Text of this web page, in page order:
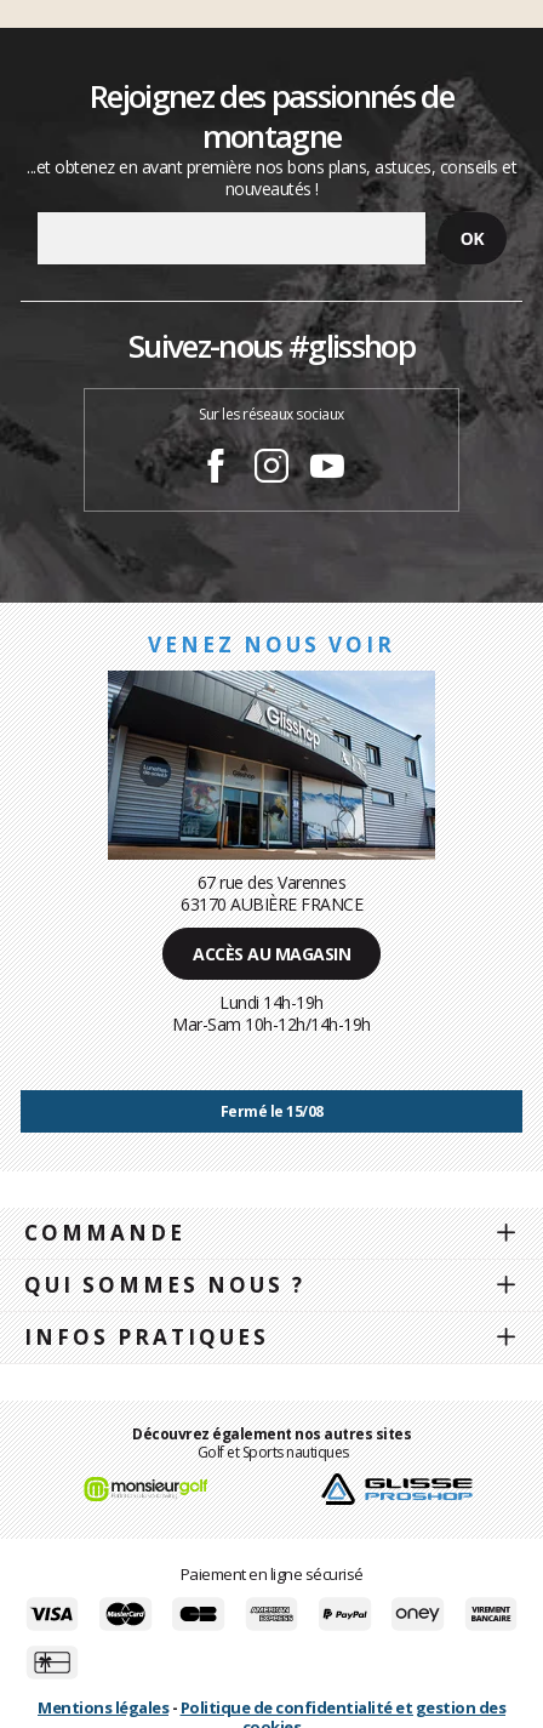
Rejoignez des passionnés de
montagne
...et obtenez en avant première nos bons plans, astuces, conseils et
nouveautés !
Suivez-nous #glisshop
Sur les réseaux sociaux
VENEZ NOUS VOIR
67 rue des Varennes
63170 AUBIÈRE FRANCE
ACCÈS AU MAGASIN
Lundi 14h-19h
Mar-Sam 10h-12h/14h-19h
Fermé le 15/08
COMMANDE
QUI SOMMES NOUS ?
INFOS PRATIQUES
Découvrez également nos autres sites
Golf et Sports nautiques
Paiement en ligne sécurisé
Mentions légales- Politique de confidentialité et gestion des